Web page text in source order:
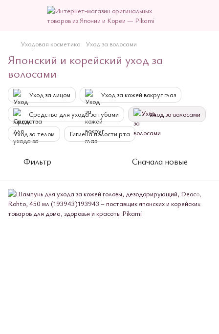
Уходовая косметика Уход за волосами
Японский и корейский уход за
волосами
Уход за лицом Уход за кожей вокруг глаз
Средства для ухода за губами Уход за волосами
Уход за телом Гигиена полости рта
Фильтр Сначала новые